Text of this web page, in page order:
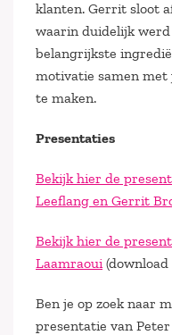
klanten. Gerrit sloot
waarin duidelijk werd
belangrijkste
motivatie samen
te maken.
Presentaties
Bekijk hier de
Leeflang en Gerrit
Bekijk hier de
Laamraoui(download
Ben je op zoek naar
presentatie van